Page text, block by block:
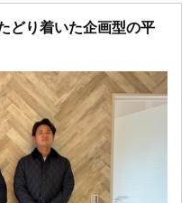
どり着いた企画型の平
たちにとって「平屋」
した。
少なく金額も高いもの
平屋で内装にこだわっ
できることを知りコレ